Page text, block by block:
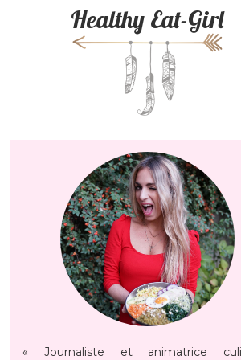
Healthy Eat-Girl
« Journaliste et animatrice